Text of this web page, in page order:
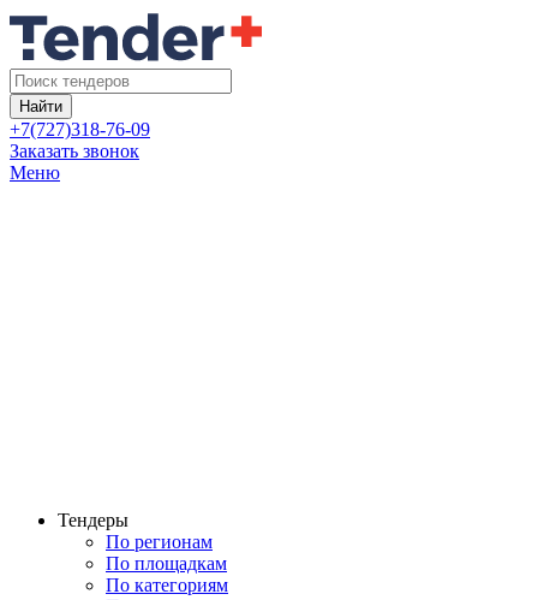
Найти
+7(727)318-76-09
Заказать звонок
Меню
Тендеры
По регионам
По площадкам
По категориям